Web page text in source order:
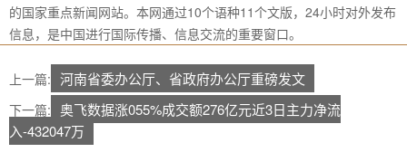
的国家重点新闻网站。本网通过10个语种11个文版，24小时对外发布
信息，是中国进行国际传播、信息交流的重要窗口。
上一篇: 河南省委办公厅、省政府办公厅重磅发文
下一篇: 奥飞数据涨055%成交额276亿元近3日主力净流
入-432047万